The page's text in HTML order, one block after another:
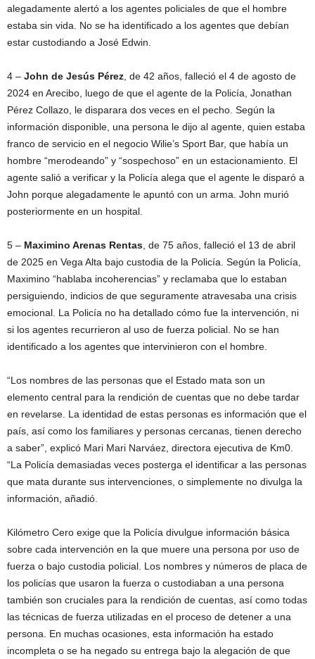
alegadamente alertó a los agentes policiales de que el hombre
estaba sin vida. No se ha identificado a los agentes que debían
estar custodiando a José Edwin.
4 – John de Jesús Pérez, de 42 años, falleció el 4 de agosto de
2024 en Arecibo, luego de que el agente de la Policía, Jonathan
Pérez Collazo, le disparara dos veces en el pecho. Según la
información disponible, una persona le dijo al agente, quien estaba
franco de servicio en el negocio Wilie’s Sport Bar, que había un
hombre “merodeando” y “sospechoso” en un estacionamiento. El
agente salió a verificar y la Policía alega que el agente le disparó a
John porque alegadamente le apuntó con un arma. John murió
posteriormente en un hospital.
5 – Maximino Arenas Rentas, de 75 años, falleció el 13 de abril
de 2025 en Vega Alta bajo custodia de la Policía. Según la Policía,
Maximino “hablaba incoherencias” y reclamaba que lo estaban
persiguiendo, indicios de que seguramente atravesaba una crisis
emocional. La Policía no ha detallado cómo fue la intervención, ni
si los agentes recurrieron al uso de fuerza policial. No se han
identificado a los agentes que intervinieron con el hombre.
“Los nombres de las personas que el Estado mata son un
elemento central para la rendición de cuentas que no debe tardar
en revelarse. La identidad de estas personas es información que el
país, así como los familiares y personas cercanas, tienen derecho
a saber”, explicó Mari Mari Narváez, directora ejecutiva de Km0.
“La Policía demasiadas veces posterga el identificar a las personas
que mata durante sus intervenciones, o simplemente no divulga la
información, añadió.
Kilómetro Cero exige que la Policía divulgue información básica
sobre cada intervención en la que muere una persona por uso de
fuerza o bajo custodia policial. Los nombres y números de placa de
los policías que usaron la fuerza o custodiaban a una persona
también son cruciales para la rendición de cuentas, así como todas
las técnicas de fuerza utilizadas en el proceso de detener a una
persona. En muchas ocasiones, esta información ha estado
incompleta o se ha negado su entrega bajo la alegación de que